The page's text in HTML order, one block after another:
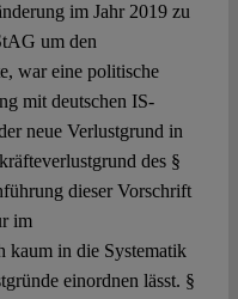
im Jahr 2019 zu
um den
war eine politische
mit deutschen IS-
neue Verlustgrund in
des §
dieser Vorschrift
im
kaum in die Systematik
einordnen lässt. §